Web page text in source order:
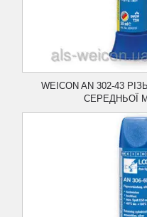
WEICON AN 302-43
СЕРЕДНЬОЇ
Призначений